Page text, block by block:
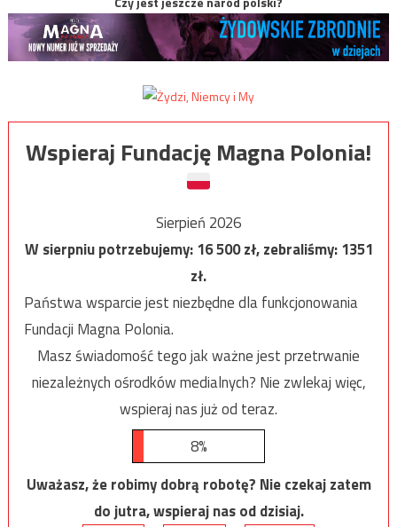
Wspieraj Fundację Magna Polonia!
Sierpień 2026
W sierpniu potrzebujemy:16 500zł, zebraliśmy:1351
zł.
Państwa wsparcie jest niezbędne dla funkcjonowania
Fundacji Magna Polonia.
Masz świadomość tego jak ważne jest przetrwanie
niezależnych ośrodków medialnych? Nie zwlekaj więc,
wspieraj nas już od teraz.
8%
Uważasz, że robimy dobrą robotę? Nie czekaj zatem
do jutra, wspieraj nas od dzisiaj.